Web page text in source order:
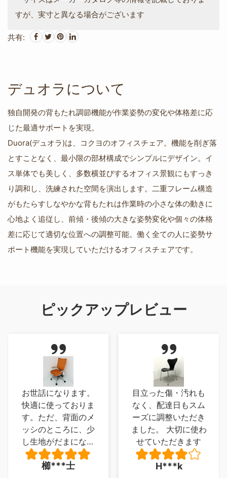
すが、実寸と異なる場合がございます
共有:
デュオラについて
独自開発の背もたれ調節機能が作業姿勢の変化や体格差に応
じた最適サポートを実現。
Duora(デュオラ)は、コクヨのオフィスチェア。機能を削ぎ落
とすことなく、最小限の部材構成でシンプルにデザイン。イ
ス単体でも美しく、多数横並びするオフィス景観にもすっき
り調和し、洗練された空間を演出します。二重フレーム構造
がもたらすしなやかな背もたれは作業時の小さな体の動きに
心地よく追従し、前傾・後傾の大きな姿勢変化や個々の体格
差に応じて適切な位置への調整可能。働く全ての人に姿勢サ
ポート機能を実現していただけるオフィスチェアです。
ピックアップレビュー
目立った傷・汚れも
なく、配達日もスム
ーズに調整いただき
ました。 大切に使わ
せていただきます
H***k
実物は想像以上のモ
ノでした、座面が写
真では気が付かなか
った木ではなく柔軟
性のある革製品とい
うのもよかった、唯
一足がフローリング
大***郎